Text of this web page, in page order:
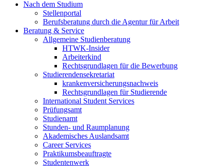
Nach dem Studium
Stellenportal
Berufsberatung durch die Agentur für Arbeit
Beratung & Service
Allgemeine Studienberatung
HTWK-Insider
Arbeiterkind
Rechtsgrundlagen für die Bewerbung
Studierendensekretariat
krankenversicherungsnachweis
Rechtsgrundlagen für Studierende
International Student Services
Prüfungsamt
Studienamt
Stunden- und Raumplanung
Akademisches Auslandsamt
Career Services
Praktikumsbeauftragte
Studentenwerk